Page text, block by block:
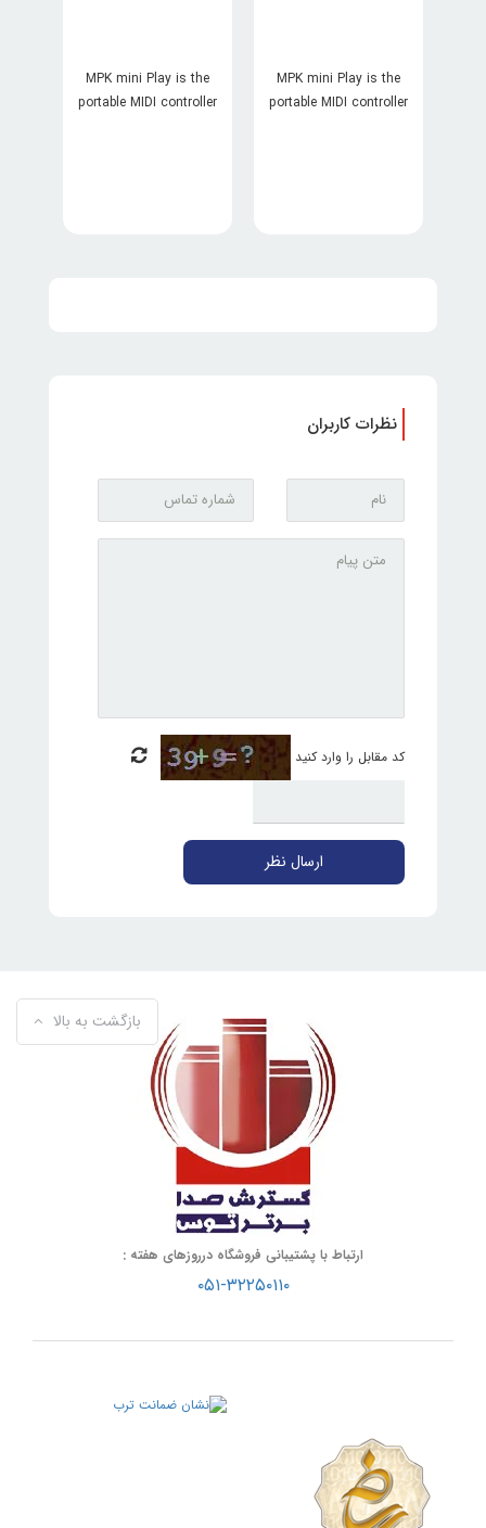
MPK mini Play is the
portable MIDI controller
MPK mini Play is the
portable MIDI controller
نظرات کاربران
کد مقابل را وارد کنید
ارسال نظر
بازگشت به بالا
ارتباط با پشتیبانی فروشگاه درروزهای هفته :
۰۵۱-۳۲۲۵۰۱۱۰